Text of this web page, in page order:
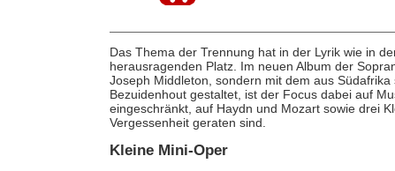
Das Thema der Trennung hat in der Lyrik wie in
herausragenden Platz. Im neuen Album der
Joseph Middleton, sondern mit dem aus
Bezuidenhout gestaltet, ist der Focus dabei auf
eingeschränkt, auf Haydn und Mozart sowie drei
Vergessenheit geraten sind.
Kleine Mini-Oper